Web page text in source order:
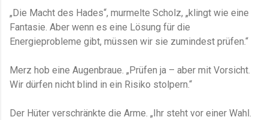
„Die Macht des Hades“, murmelte Scholz, „klingt wie eine
Fantasie. Aber wenn es eine Lösung für die
Energieprobleme gibt, müssen wir sie zumindest prüfen.“
Merz hob eine Augenbraue. „Prüfen ja – aber mit Vorsicht.
Wir dürfen nicht blind in ein Risiko stolpern.“
Der Hüter verschränkte die Arme. „Ihr steht vor einer Wahl.